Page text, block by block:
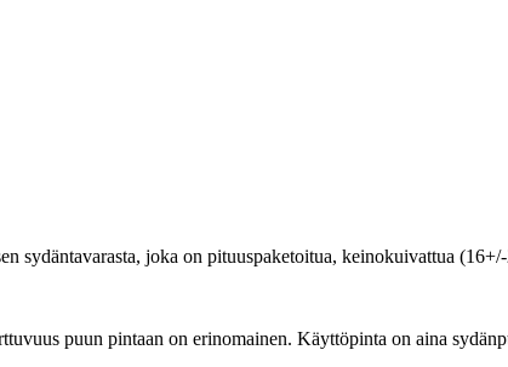
sydäntavarasta, joka on pituuspaketoitua, keinokuivattua
puun pintaan on erinomainen. Käyttöpinta on aina